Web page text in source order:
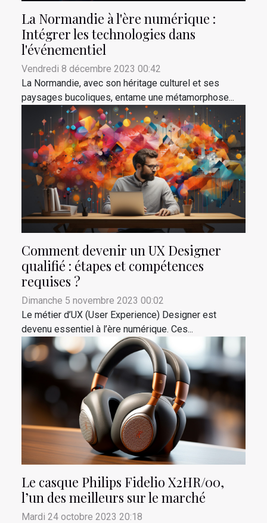
La Normandie à l'ère numérique :
Intégrer les technologies dans
l'événementiel
Vendredi 8 décembre 2023 00:42
La Normandie, avec son héritage culturel et ses
paysages bucoliques, entame une métamorphose...
Comment devenir un UX Designer
qualifié : étapes et compétences
requises ?
Dimanche 5 novembre 2023 00:02
Le métier d’UX (User Experience) Designer est
devenu essentiel à l’ère numérique. Ces...
Le casque Philips Fidelio X2HR/00,
l’un des meilleurs sur le marché
Mardi 24 octobre 2023 20:18